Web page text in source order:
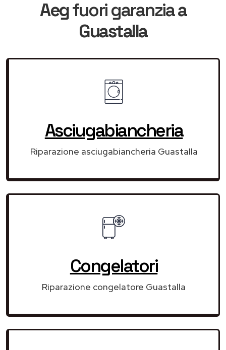
Aegfuori garanziaa
Guastalla
Asciugabiancheria
Riparazione asciugabiancheria Guastalla
Congelatori
Riparazione congelatore Guastalla